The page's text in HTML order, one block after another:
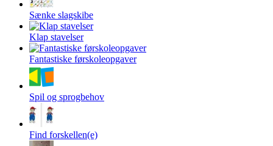
Sænke slagskibe
Klap stavelser
Fantastiske førskoleopgaver
Spil og sprogbehov
Find forskellen(e)